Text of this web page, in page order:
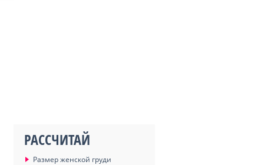
РАССЧИТАЙ
Размер женской груди